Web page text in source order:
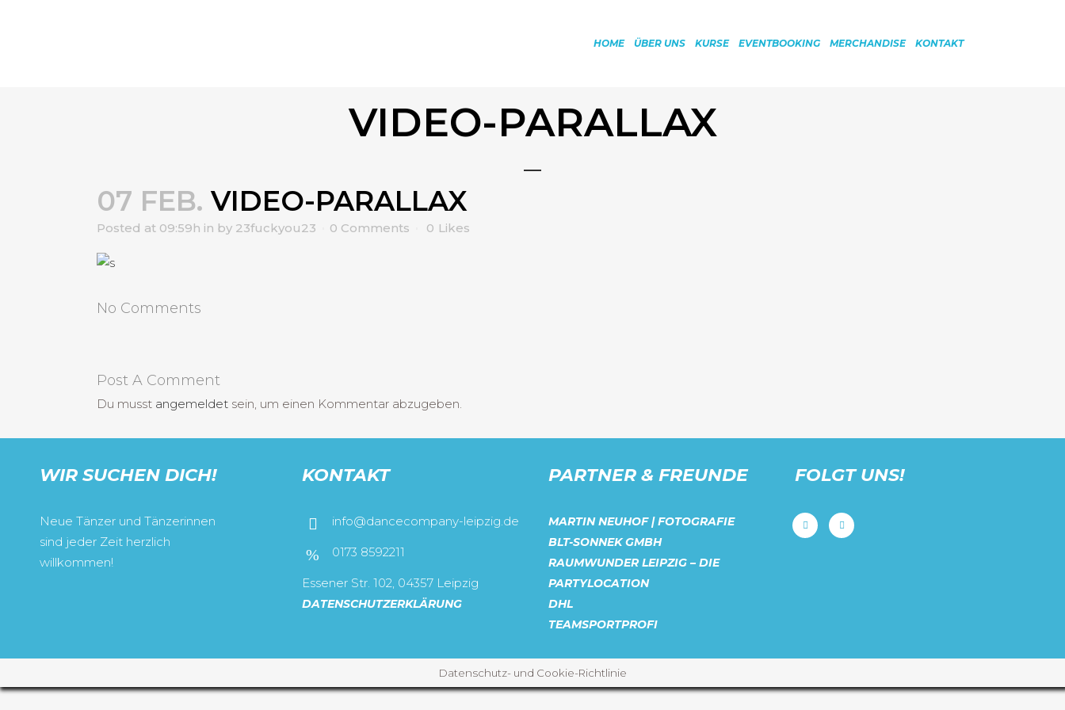
HOME ÜBER UNS KURSE EVENTBOOKING MERCHANDISE KONTAKT
VIDEO-PARALLAX
07 FEB. VIDEO-PARALLAX
Posted at 09:59h in by 23fuckyou23 0 Comments 0 Likes
No Comments
Post A Comment
Du musst angemeldet sein, um einen Kommentar abzugeben.
WIR SUCHEN DICH!
Neue Tänzer und Tänzerinnen
sind jeder Zeit herzlich
willkommen!
KONTAKT
info@dancecompany-leipzig.de
0173 8592211
Essener Str. 102, 04357 Leipzig
DATENSCHUTZERKLÄRUNG
PARTNER & FREUNDE
MARTIN NEUHOF | FOTOGRAFIE
BLT-SONNEK GMBH
RAUMWUNDER LEIPZIG – DIE
PARTYLOCATION
DHL
TEAMSPORTPROFI
FOLGT UNS!
Datenschutz- und Cookie-Richtlinie